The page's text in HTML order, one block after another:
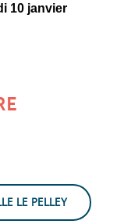
10 janvier
LE PELLEY